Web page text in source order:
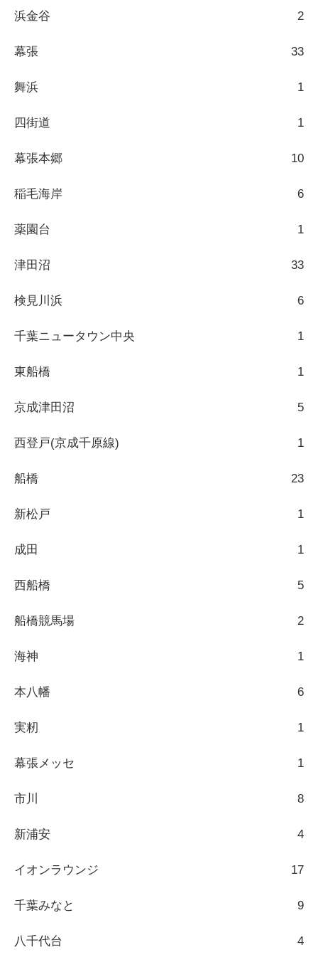
浜金谷 2
幕張 33
舞浜 1
四街道 1
幕張本郷 10
稲毛海岸 6
薬園台 1
津田沼 33
検見川浜 6
千葉ニュータウン中央 1
東船橋 1
京成津田沼 5
西登戸(京成千原線) 1
船橋 23
新松戸 1
成田 1
西船橋 5
船橋競馬場 2
海神 1
本八幡 6
実籾 1
幕張メッセ 1
市川 8
新浦安 4
イオンラウンジ 17
千葉みなと 9
八千代台 4